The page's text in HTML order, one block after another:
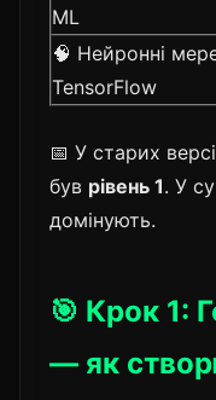
ML
🧠 Нейронні
TensorFlow
📅 У старих
був рівень 1. У
домінують.
🎯 Крок 1:
— як